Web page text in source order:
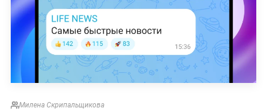
Милена Скрипальщикова